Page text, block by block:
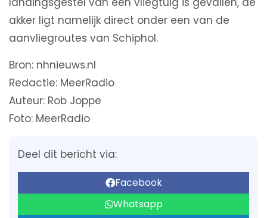
akker ligt namelijk direct onder een van de
aanvliegroutes van Schiphol.
Bron: nhnieuws.nl
Redactie: MeerRadio
Auteur: Rob Joppe
Foto: MeerRadio
Deel dit bericht via:
Facebook
Whatsapp